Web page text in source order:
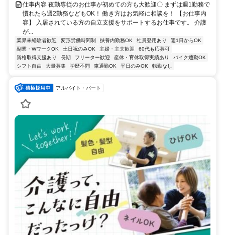
仕事内容 夜勤専従のお仕事が初めての方も大歓迎〇 まずは週1勤務で
慣れたら週2勤務などもOK！ 働き方はお気軽に相談を！ 【お仕事内
容】 入居されている方の自立支援をサポートするお仕事です。 介護
が...
業界未経験者歓迎 変形労働時間制 扶養内勤務OK 社員登用あり
週1日からOK
副業・WワークOK
土日祝のみOK 主婦・主夫歓迎
60代も応募可
資格取得支援あり
長期 フリーター歓迎 産休・育休取得実績あり
バイク通勤OK
シフト自由
大量募集 学歴不問 車通勤OK 平日のみOK 転勤なし
アルバイト・パート